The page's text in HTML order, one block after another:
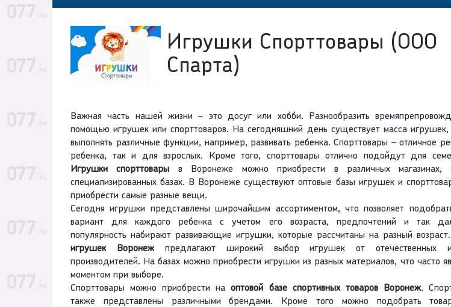
Игрушки Спорттовары (ООО
Спарта)
Важная часть нашей жизни – это досуг или хобби. Разнообразить
помощью игрушек или спорттоваров. На сегодняшний день существует масса игрушек,
выполнять различные функции, например, развивать ребенка. Спорттовары – отличное
ребенка, так и для взрослых. Кроме того, спорттовары отлично подойдут для
Игрушки спорттовары в Воронеже можно приобрести в различных
специализированных базах. В Воронеже существуют оптовые базы игрушек и
приобрести самые разные вещи.
Сегодня игрушки представлены широчайшим ассортиментом, что позволяет
вариант для каждого ребенка с учетом его возраста, предпочтений и так
популярность набирают развивающие игрушки, которые рассчитаны на разный возраст.
игрушек
Воронежпредлагают широкий выбор игрушек от отечественных
производителей. На базах можно приобрести игрушки из разных материалов, что часто
моментом при выборе.
Спорттовары можно приобрести наоптовой базе спортивных товаров Воронеж.
также представлены различными брендами. Кроме того можно подобрать